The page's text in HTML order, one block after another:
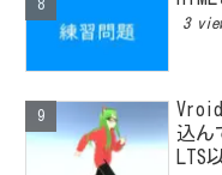
3
込ん
LTS